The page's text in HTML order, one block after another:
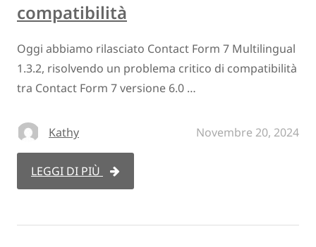
compatibilità
Oggi abbiamo rilasciato Contact Form 7 Multilingual
1.3.2, risolvendo un problema critico di compatibilità
tra Contact Form 7 versione 6.0 …
Kathy Novembre 20, 2024
LEGGI DI PIÙ